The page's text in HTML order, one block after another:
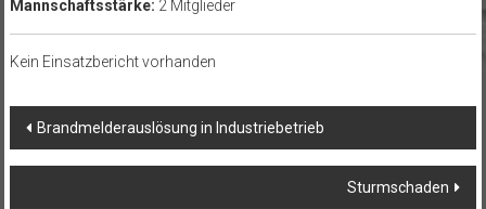
Mannschaftsstärke: 2 Mitglieder
Kein Einsatzbericht vorhanden
Beitragsnavigation
Brandmelderauslösung in Industriebetrieb
Sturmschaden